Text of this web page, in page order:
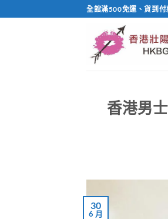
to
全館滿500免運、貨到付
香港男
30
6 月